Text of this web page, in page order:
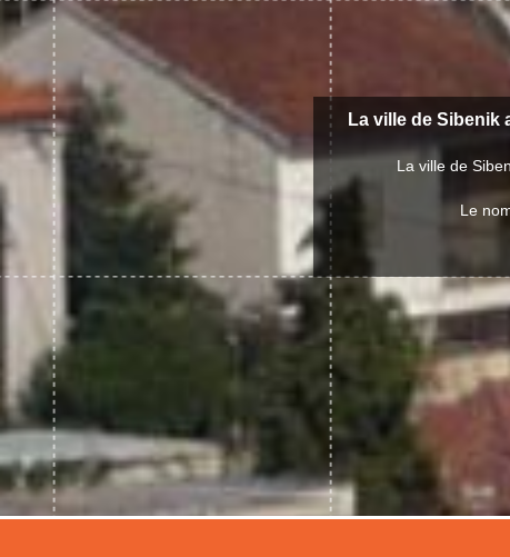
La ville de Sibenik
La ville de
Le